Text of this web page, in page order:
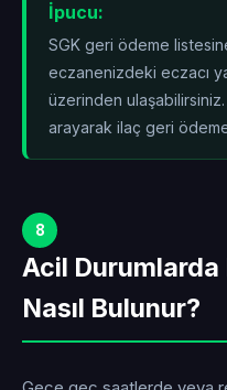
İpucu:
SGK geri ödeme
eczanenizdeki eczacı
üzerinden ulaşabilirsiniz.
arayarak ilaç geri
8
Acil
Nasıl Bulunur?